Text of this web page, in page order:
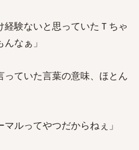
験ないと思っていたＴちゃ
なぁ」
っていた言葉の意味、ほとん
ルってやつだからねぇ」